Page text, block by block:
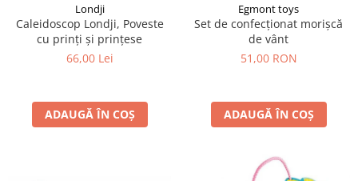
Londji
Caleidoscop Londji, Poveste
cu prinți și prințese
66,00 Lei
ADAUGĂ ÎN COȘ
Egmont toys
Set de confecționat morișcă
de vânt
51,00 RON
ADAUGĂ ÎN COȘ